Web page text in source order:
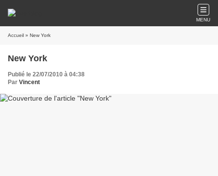
MENU
Accueil » New York
New York
Publié le 22/07/2010 à 04:38
Par Vincent